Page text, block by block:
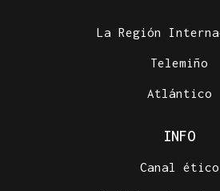
La Región
Telemiño
Atlántico
INFO
Canal ético